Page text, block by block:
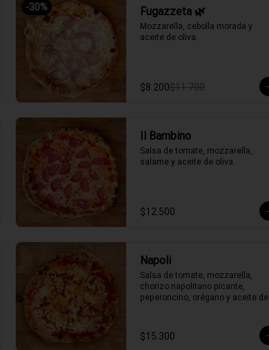
-30% Fugazzeta 🌿
Mozzarella, cebolla morada y
aceite de oliva.
$8.200$11.700
Il Bambino
Salsa de tomate, mozzarella,
salame y aceite de oliva.
$12.500
Napoli
Salsa de tomate, mozzarella,
chorizo napolitano picante,
peperoncino, orégano y aceite de
$15.300